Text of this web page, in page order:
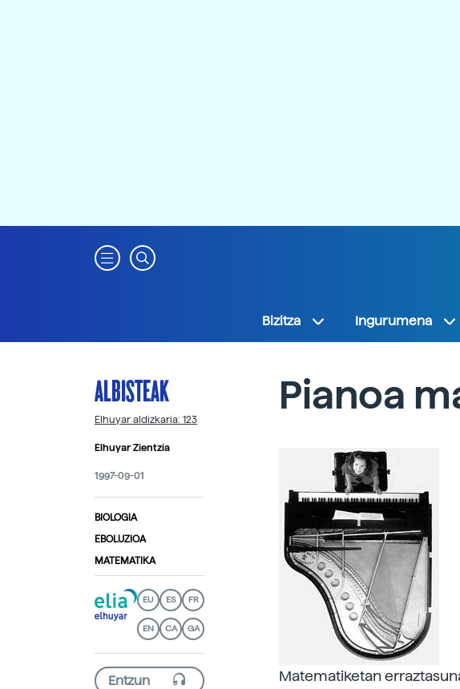
Bizitza Ingurumena
ALBISTEAK
Elhuyar aldizkaria: 123
Elhuyar Zientzia
1997-09-01
BIOLOGIA
EBOLUZIOA
MATEMATIKA
EU ES FR
EN CA GA
Pianoa
Matematiketan